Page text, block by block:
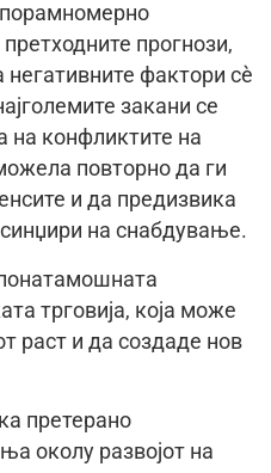
прогнози,
фактори сè
закани се
на конфликтите на
повторно да ги
и да предизвика
на снабдување.
трговија, која може
раст и да создаде нов
претерано
околу развојот на